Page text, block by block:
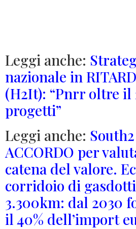
Leggi anche:
nazionale in
(H2It): “Pnrr oltre il
progetti”
Leggi anche:
ACCORDO per
catena del valore.
corridoio di
3.300km: dal 2030
il 40% dell’import